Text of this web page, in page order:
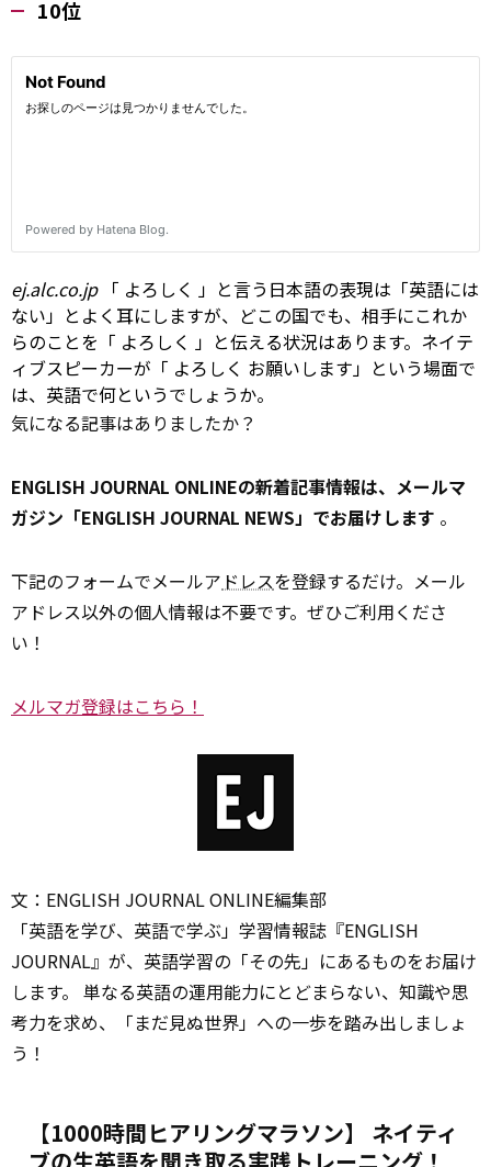
10位
ej.alc.co.jp 「 よろしく 」と言う日本語の表現は「英語には
ない」とよく耳にしますが、どこの国でも、相手にこれか
らのことを「 よろしく 」と伝える状況はあります。ネイテ
ィブスピーカーが「 よろしく お願いします」という場面で
は、英語で何というでしょうか。
気になる記事はありましたか？
ENGLISH JOURNAL ONLINEの新着記事情報は、メールマ
ガジン「ENGLISH JOURNAL NEWS」でお届けします 。
下記のフォームでメールア ドレスを登録するだけ。メール
アドレス以外の個人情報は不要です。ぜひご利用くださ
い！
メルマガ登録はこちら！
文：ENGLISH JOURNAL ONLINE編集部
「英語を学び、英語で学ぶ」学習情報誌『ENGLISH
JOURNAL』が、英語学習の「その先」にあるものをお届け
します。 単なる英語の運用能力にとどまらない、知識や思
考力を求め、「まだ見ぬ世界」への一歩を踏み出しましょ
う！
【1000時間ヒアリングマラソン】 ネイティ